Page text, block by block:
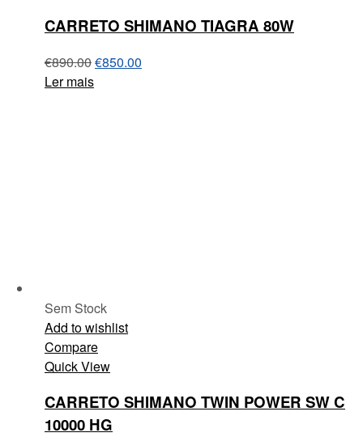
CARRETO SHIMANO TIAGRA 80W
€890.00€850.00
Ler mais
Sem Stock
Add to wishlist
Compare
Quick View
CARRETO SHIMANO TWIN POWER SW C
10000 HG